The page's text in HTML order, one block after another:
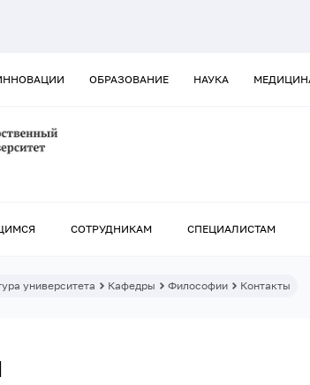
ОБРАЗОВАНИЕ НАУКА
СОТРУДНИКАМ СПЕЦИАЛИСТАМ
университета Кафедры Философии Контакты